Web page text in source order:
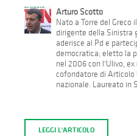
Arturo Scotto
Nato a Torre del Greco
dirigente della Sinistra
aderisce al Pd e
democratica; eletto la
nel 2006 con l'Ulivo, ex
cofondatore di Articolo
nazionale. Laureato in
LEGGI L'ARTICOLO